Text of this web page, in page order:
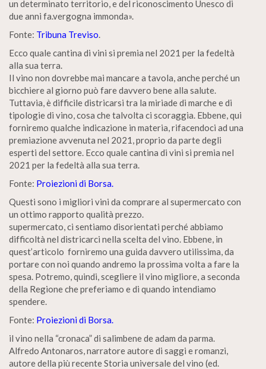
un determinato territorio, e del riconoscimento Unesco di
due anni fa.vergogna immonda».
Fonte: Tribuna Treviso.
Ecco quale cantina di vini si premia nel 2021 per la fedeltà
alla sua terra.
Il vino non dovrebbe mai mancare a tavola, anche perché un
bicchiere al giorno può fare davvero bene alla salute.
Tuttavia, è difficile districarsi tra la miriade di marche e di
tipologie di vino, cosa che talvolta ci scoraggia. Ebbene, qui
forniremo qualche indicazione in materia, rifacendoci ad una
premiazione avvenuta nel 2021, proprio da parte degli
esperti del settore. Ecco quale cantina di vini si premia nel
2021 per la fedeltà alla sua terra.
Fonte: Proiezioni di Borsa.
Questi sono i migliori vini da comprare al supermercato con
un ottimo rapporto qualità prezzo.
supermercato, ci sentiamo disorientati perché abbiamo
difficoltà nel districarci nella scelta del vino. Ebbene, in
quest’articolo forniremo una guida davvero utilissima, da
portare con noi quando andremo la prossima volta a fare la
spesa. Potremo, quindi, scegliere il vino migliore, a seconda
della Regione che preferiamo e di quando intendiamo
spendere.
Fonte: Proiezioni di Borsa.
il vino nella “cronaca” di salimbene de adam da parma.
Alfredo Antonaros, narratore autore di saggi e romanzi,
autore della più recente Storia universale del vino (ed.